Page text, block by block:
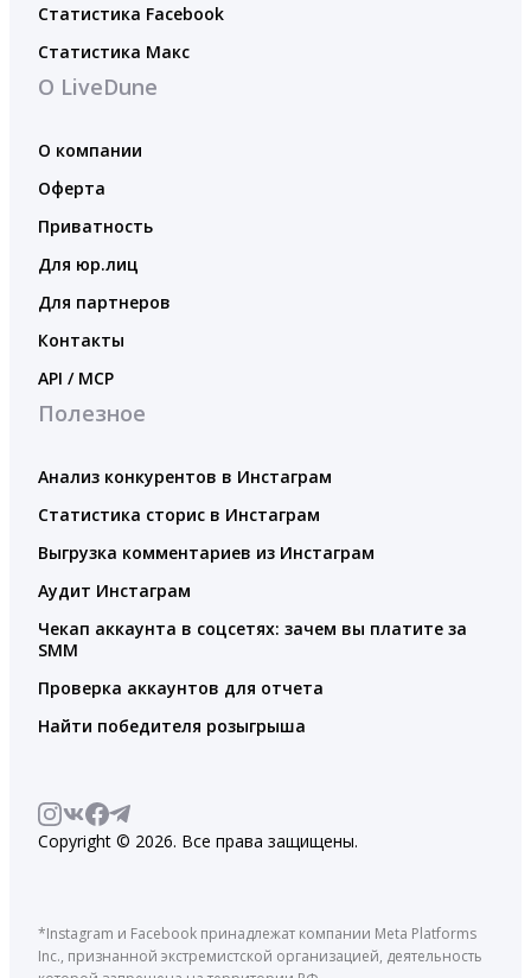
Статистика Facebook
Статистика Макс
О LiveDune
О компании
Оферта
Приватность
Для юр.лиц
Для партнеров
Контакты
API / MCP
Полезное
Анализ конкурентов в Инстаграм
Статистика сторис в Инстаграм
Выгрузка комментариев из Инстаграм
Аудит Инстаграм
Чекап аккаунта в соцсетях: зачем вы платите за
SMM
Проверка аккаунтов для отчета
Найти победителя розыгрыша
Copyright © 2026. Все права защищены.
*Instagram и Facebook принадлежат компании Meta Platforms
Inc., признанной экстремистской организацией, деятельность